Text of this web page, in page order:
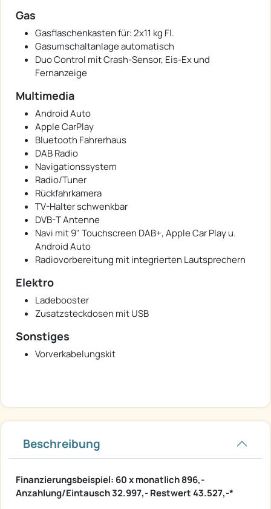
Gas
Gasflaschenkasten für: 2x11 kg Fl.
Gasumschaltanlage automatisch
Duo Control mit Crash-Sensor, Eis-Ex und
Fernanzeige
Multimedia
Android Auto
Apple CarPlay
Bluetooth Fahrerhaus
DAB Radio
Navigationssystem
Radio/Tuner
Rückfahrkamera
TV-Halter schwenkbar
DVB-T Antenne
Navi mit 9" Touchscreen DAB+, Apple Car Play u.
Android Auto
Radiovorbereitung mit integrierten Lautsprechern
Elektro
Ladebooster
Zusatzsteckdosen mit USB
Sonstiges
Vorverkabelungskit
Beschreibung
Finanzierungsbeispiel: 60 x monatlich 896,-
Anzahlung/Eintausch 32.997,- Restwert 43.527,-*